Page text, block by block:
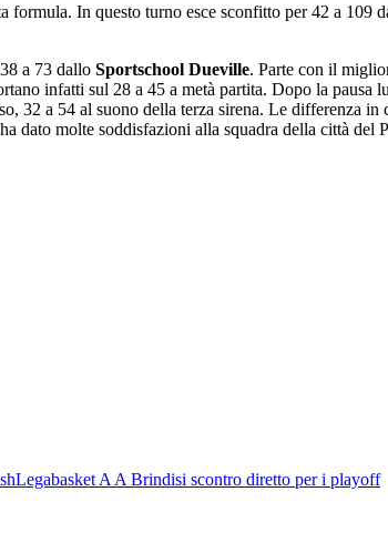
formula. In questo turno esce sconfitto per 42 a 109
a 73 dallo Sportschool Dueville. Parte con il
infatti sul 28 a 45 a metà partita. Dopo la
32 a 54 al suono della terza sirena. Le differenza
dato molte soddisfazioni alla squadra della città del
Legabasket A A Brindisi scontro diretto per i playoff